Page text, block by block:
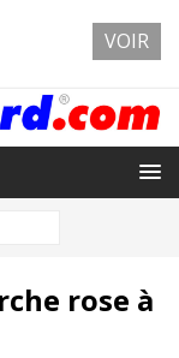
rose à
VOIR